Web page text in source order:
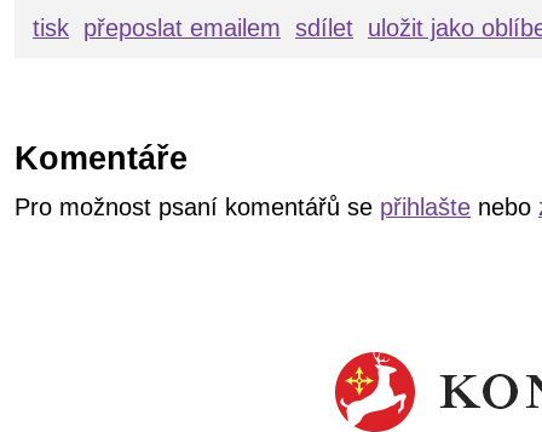
tisk přeposlat emailem sdílet uložit jako
Komentáře
Pro možnost psaní komentářů se přihlašte nebo